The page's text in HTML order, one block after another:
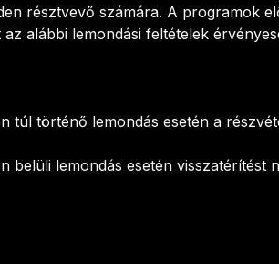
résztvevő számára. A programok
alábbi lemondási feltételek
túl történő lemondás esetén a
belüli lemondás esetén visszatérítést